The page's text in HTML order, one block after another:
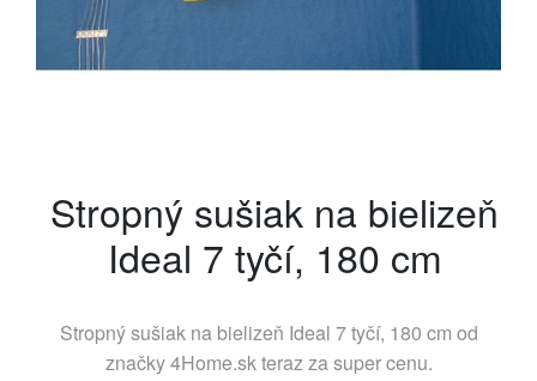
Stropný sušiak na bielizeň
Ideal 7 tyčí, 180 cm
Stropný sušiak na bielizeň Ideal 7 tyčí, 180 cm od
značky4Home.skteraz za super cenu.